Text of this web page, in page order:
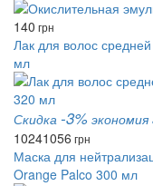
140 грн
Лак для волос
мл
Скидка -3% экономия
10241056 грн
Маска для
Orange Palco 300 мл